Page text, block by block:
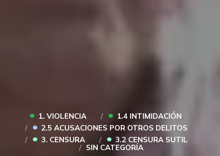
• 1. VIOLENCIA • 1.4 INTIMIDACIÓN
• 2.5 ACUSACIONES POR OTROS DELITOS
• 3. CENSURA • 3.2 CENSURA SUTIL
SIN CATEGORÍA